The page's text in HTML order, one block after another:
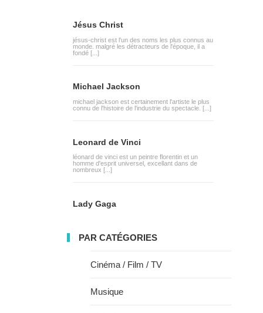
Jésus Christ
jésus-christ est l'un des noms les plus connus au
monde. malgré les détracteurs de l'époque, il a
fondé [...]
Michael Jackson
michael jackson est certainement l'artiste le plus
connu de l'histoire de l'industrie du spectacle. [...]
Leonard de Vinci
léonard de vinci est un peintre florentin et un
homme d'esprit universel, excellant dans de
nombreux [...]
Lady Gaga
PAR CATÉGORIES
Cinéma / Film / TV
Musique